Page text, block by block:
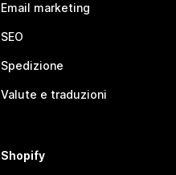
Email marketing
SEO
Spedizione
Valute e traduzioni
Shopify